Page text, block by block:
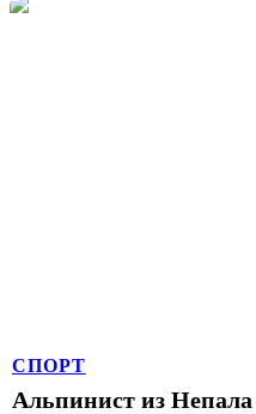
СПОРТ
Альпинист из Непала